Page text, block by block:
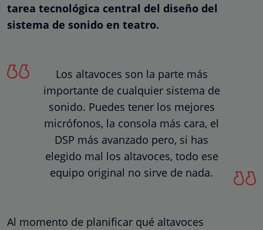
tarea tecnológica central del diseño del
sistema de sonido en teatro.
Los altavoces son la parte más
importante de cualquier sistema de
sonido. Puedes tener los mejores
micrófonos, la consola más cara, el
DSP más avanzado pero, si has
elegido mal los altavoces, todo ese
equipo original no sirve de nada.
Al momento de planificar qué altavoces